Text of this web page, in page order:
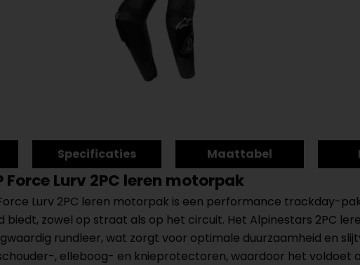
Specificaties Maattabel
Force Lurv 2PC leren motorpak
Lurv 2PC leren motorpak is een performance trackday-
biedt, zowel op straat als op het circuit. Het Alpinestars 2PC
rundleer, wat zorgt voor optimale duurzaamheid en
, elleboog- en knieprotectoren, waardoor het voldoet